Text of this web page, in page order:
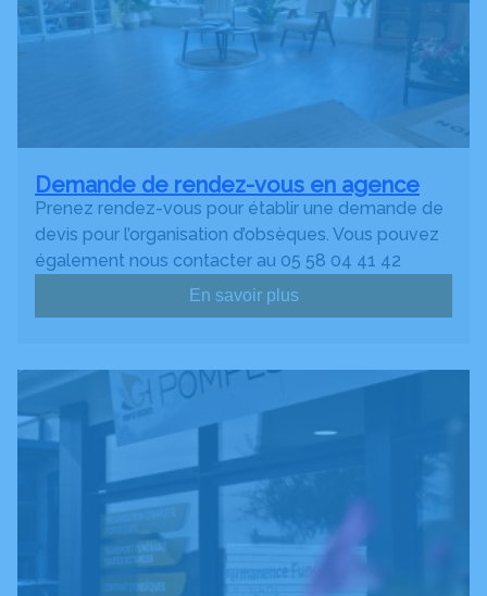
Demande de rendez-vous en agence
Prenez rendez-vous pour établir une demande de
devis pour l’organisation d’obsèques. Vous pouvez
également nous contacter au 05 58 04 41 42
En savoir plus